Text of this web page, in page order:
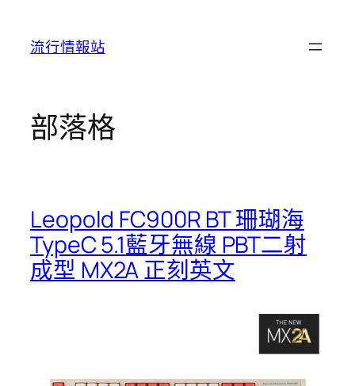
流行情報站
部落格
Leopold FC900R BT 珊瑚海
TypeC 5.1藍牙無線 PBT二射
成型 MX2A 正刻英文